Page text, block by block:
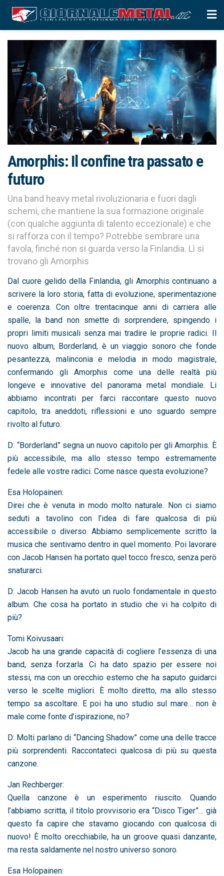
Amorphis: Il confine tra passato e
futuro
Una band heavy metal rivoluzionaria e fuori dagli
schemi, che mantiene la sua formazione originale
(con qualche aggiunta di talento eccezionale) e che
si rafforza con il tempo? Potrebbe sembrare una
favola, finché non si guarda verso la Finlandia. Lì si
trovano gli Amorphis
Dal cuore gelido della Finlandia, gli Amorphis continuano a
scrivere la loro storia, fatta di evoluzione, sperimentazione
e coerenza. Con oltre trentacinque anni di carriera alle
spalle, la band non smette di sorprendere, spingendo i
propri limiti musicali senza mai tradire le proprie radici. Il
nuovo album, Borderland, è un viaggio sonoro che fonde
pesantezza, malinconia e melodia in modo magistrale,
confermando gli Amorphis come una delle realtà più
longeve e innovative del panorama metal mondiale. Li
abbiamo incontrati per farci raccontare questo nuovo
capitolo, tra aneddoti, riflessioni e uno sguardo sempre
rivolto al futuro.
D: “Borderland” segna un nuovo capitolo per gli Amorphis. È
più accessibile, ma allo stesso tempo estremamente
fedele alle vostre radici. Come nasce questa evoluzione?
Esa Holopainen:
Direi che è venuta in modo molto naturale. Non ci siamo
seduti a tavolino con l’idea di fare qualcosa di più
accessibile o diverso. Abbiamo semplicemente scritto la
musica che sentivamo dentro in quel momento. Poi lavorare
con Jacob Hansen ha portato quel tocco fresco, senza però
snaturarci.
D: Jacob Hansen ha avuto un ruolo fondamentale in questo
album. Che cosa ha portato in studio che vi ha colpito di
più?
Tomi Koivusaari:
Jacob ha una grande capacità di cogliere l’essenza di una
band, senza forzarla. Ci ha dato spazio per essere noi
stessi, ma con un orecchio esterno che ha saputo guidarci
verso le scelte migliori. È molto diretto, ma allo stesso
tempo sa ascoltare. E poi ha uno studio sul mare… non è
male come fonte d’ispirazione, no?
D: Molti parlano di “Dancing Shadow” come una delle tracce
più sorprendenti. Raccontateci qualcosa di più su questa
canzone.
Jan Rechberger:
Quella canzone è un esperimento riuscito. Quando
l’abbiamo scritta, il titolo provvisorio era “Disco Tiger”… già
questo fa capire che stavamo giocando con qualcosa di
nuovo! È molto orecchiabile, ha un groove quasi danzante,
ma resta saldamente nel nostro universo sonoro.
Esa Holopainen: